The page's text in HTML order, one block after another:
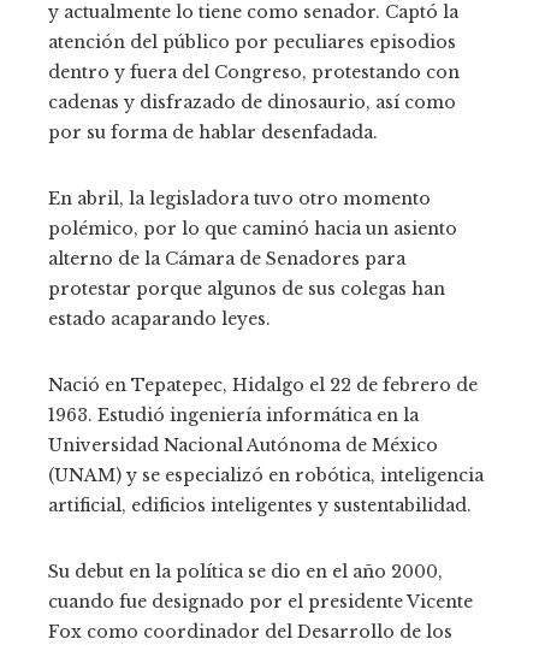
y actualmente lo tiene como senador. Captó la
atención del público por peculiares episodios
dentro y fuera del Congreso, protestando con
cadenas y disfrazado de dinosaurio, así como
por su forma de hablar desenfadada.
En abril, la legisladora tuvo otro momento
polémico, por lo que caminó hacia un asiento
alterno de la Cámara de Senadores para
protestar porque algunos de sus colegas han
estado acaparando leyes.
Nació en Tepatepec, Hidalgo el 22 de febrero de
1963. Estudió ingeniería informática en la
Universidad Nacional Autónoma de México
(UNAM) y se especializó en robótica, inteligencia
artificial, edificios inteligentes y sustentabilidad.
Su debut en la política se dio en el año 2000,
cuando fue designado por el presidente Vicente
Fox como coordinador del Desarrollo de los